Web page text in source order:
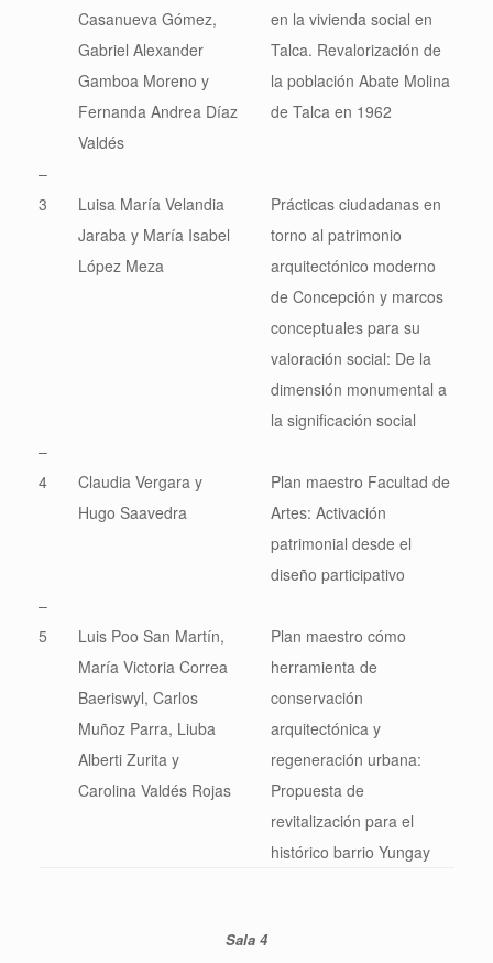
Casanueva Gómez,
Gabriel Alexander
Gamboa Moreno y
Fernanda Andrea Díaz
Valdés
en la vivienda social en
Talca. Revalorización de
la población Abate Molina
de Talca en 1962
–
3
Luisa María Velandia
Jaraba y María Isabel
López Meza
Prácticas ciudadanas en
torno al patrimonio
arquitectónico moderno
de Concepción y marcos
conceptuales para su
valoración social: De la
dimensión monumental a
la significación social
–
4
Claudia Vergara y
Hugo Saavedra
Plan maestro Facultad de
Artes: Activación
patrimonial desde el
diseño participativo
–
5
Luis Poo San Martín,
María Victoria Correa
Baeriswyl, Carlos
Muñoz Parra, Liuba
Alberti Zurita y
Carolina Valdés Rojas
Plan maestro cómo
herramienta de
conservación
arquitectónica y
regeneración urbana:
Propuesta de
revitalización para el
histórico barrio Yungay
Sala 4